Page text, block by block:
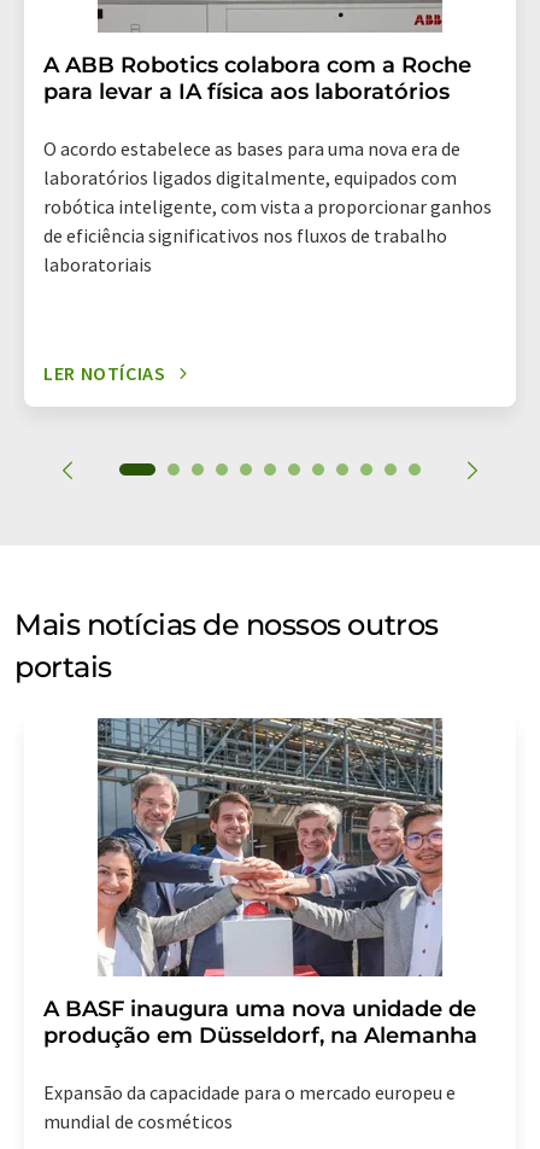
A ABB Robotics colabora com a Roche
para levar a IA física aos laboratórios
O acordo estabelece as bases para uma nova era de
laboratórios ligados digitalmente, equipados com
robótica inteligente, com vista a proporcionar ganhos
de eficiência significativos nos fluxos de trabalho
laboratoriais
LER NOTÍCIAS
Mais notícias de nossos outros
portais
A BASF inaugura uma nova unidade de
produção em Düsseldorf, na Alemanha
Expansão da capacidade para o mercado europeu e
mundial de cosméticos